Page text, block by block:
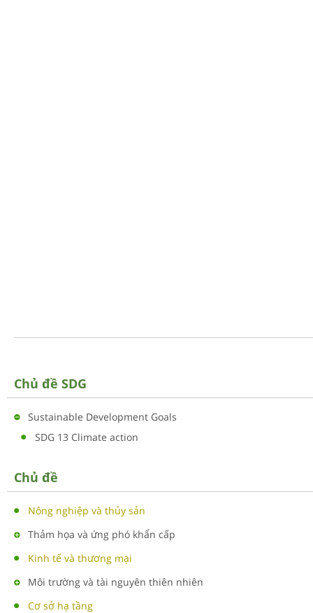
Chủ đề SDG
Sustainable Development Goals
SDG 13 Climate action
Chủ đề
Nông nghiệp và thủy sản
Thảm họa và ứng phó khẩn cấp
Kinh tế và thương mại
Môi trường và tài nguyên thiên nhiên
Cơ sở hạ tầng